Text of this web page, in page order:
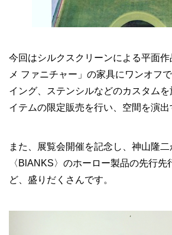
今回はシルクスクリーンによる平面
メ ファニチャー」の家具にワンオフ
イング、ステンシルなどのカスタム
イテムの限定販売を行い、空間を演出
また、展覧会開催を記念し、神山隆二
〈BlANKS〉のホーロー製品の先行先
ど、盛りだくさんです。